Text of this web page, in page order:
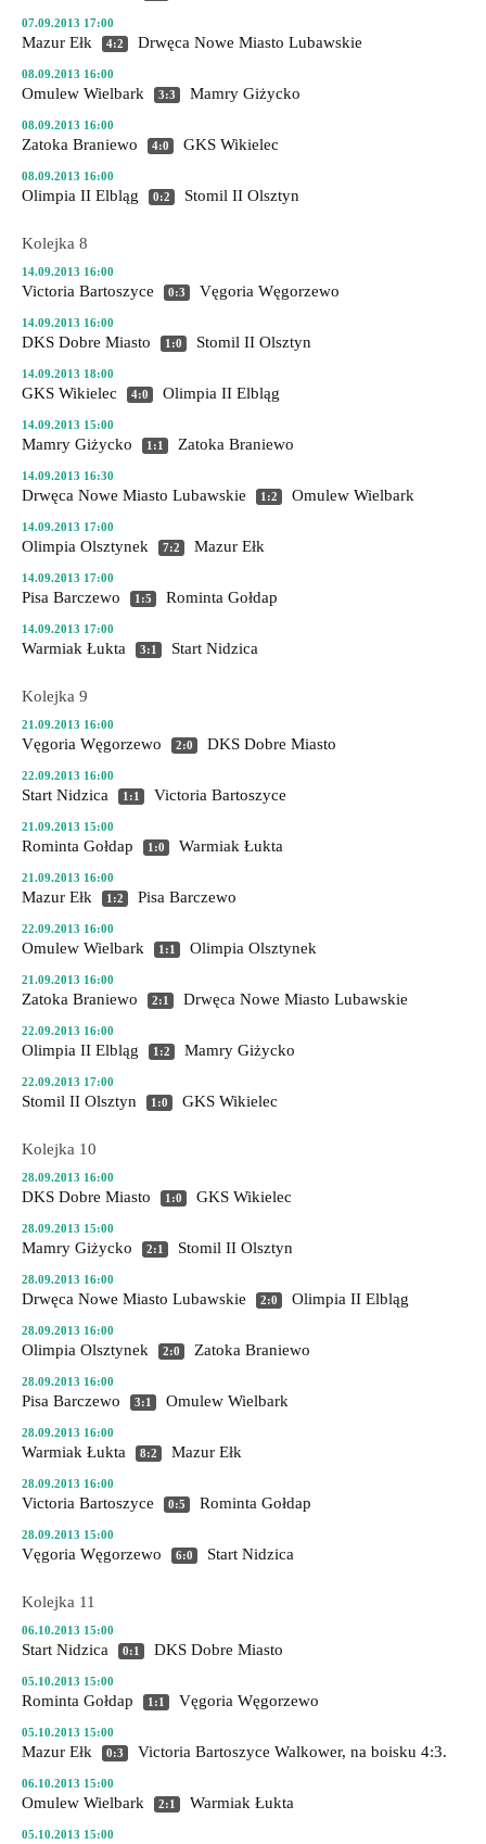
07.09.2013 17:00
Mazur Ełk 4:2 Drwęca Nowe Miasto Lubawskie
08.09.2013 16:00
Omulew Wielbark 3:3 Mamry Giżycko
08.09.2013 16:00
Zatoka Braniewo 4:0 GKS Wikielec
08.09.2013 16:00
Olimpia II Elbląg 0:2 Stomil II Olsztyn
Kolejka 8
14.09.2013 16:00
Victoria Bartoszyce 0:3 Vęgoria Węgorzewo
14.09.2013 16:00
DKS Dobre Miasto 1:0 Stomil II Olsztyn
14.09.2013 18:00
GKS Wikielec 4:0 Olimpia II Elbląg
14.09.2013 15:00
Mamry Giżycko 1:1 Zatoka Braniewo
14.09.2013 16:30
Drwęca Nowe Miasto Lubawskie 1:2 Omulew Wielbark
14.09.2013 17:00
Olimpia Olsztynek 7:2 Mazur Ełk
14.09.2013 17:00
Pisa Barczewo 1:5 Rominta Gołdap
14.09.2013 17:00
Warmiak Łukta 3:1 Start Nidzica
Kolejka 9
21.09.2013 16:00
Vęgoria Węgorzewo 2:0 DKS Dobre Miasto
22.09.2013 16:00
Start Nidzica 1:1 Victoria Bartoszyce
21.09.2013 15:00
Rominta Gołdap 1:0 Warmiak Łukta
21.09.2013 16:00
Mazur Ełk 1:2 Pisa Barczewo
22.09.2013 16:00
Omulew Wielbark 1:1 Olimpia Olsztynek
21.09.2013 16:00
Zatoka Braniewo 2:1 Drwęca Nowe Miasto Lubawskie
22.09.2013 16:00
Olimpia II Elbląg 1:2 Mamry Giżycko
22.09.2013 17:00
Stomil II Olsztyn 1:0 GKS Wikielec
Kolejka 10
28.09.2013 16:00
DKS Dobre Miasto 1:0 GKS Wikielec
28.09.2013 15:00
Mamry Giżycko 2:1 Stomil II Olsztyn
28.09.2013 16:00
Drwęca Nowe Miasto Lubawskie 2:0 Olimpia II Elbląg
28.09.2013 16:00
Olimpia Olsztynek 2:0 Zatoka Braniewo
28.09.2013 16:00
Pisa Barczewo 3:1 Omulew Wielbark
28.09.2013 16:00
Warmiak Łukta 8:2 Mazur Ełk
28.09.2013 16:00
Victoria Bartoszyce 0:5 Rominta Gołdap
28.09.2013 15:00
Vęgoria Węgorzewo 6:0 Start Nidzica
Kolejka 11
06.10.2013 15:00
Start Nidzica 0:1 DKS Dobre Miasto
05.10.2013 15:00
Rominta Gołdap 1:1 Vęgoria Węgorzewo
05.10.2013 15:00
Mazur Ełk 0:3 Victoria Bartoszyce Walkower, na boisku 4:3.
06.10.2013 15:00
Omulew Wielbark 2:1 Warmiak Łukta
05.10.2013 15:00